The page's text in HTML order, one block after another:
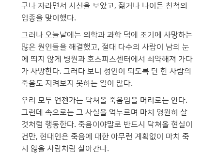
구나 자라면서 시신을 보았고, 젊거나 나이든 친척의
임종을 맞이했다.
그러나 오늘날에는 의학과 과학 덕에 조기에 사망하는
많은 원인들을 해결했고, 절대 다수의 사람이 남의 눈
에 띄지 않게 병원과 호스피스센터에서 쇠약해져 가다
가 사망한다. 그러다 보니 성인이 되도록 단 한 사람의
죽음도 지켜보지 못하는 일이 많다.
우리 모두 언젠가는 닥쳐올 죽음임을 머리로는 안다.
그런데 속으로는 그 사실을 억누르며 마치 영원히 살
것처럼 행동한다. 죽음이야말로 반드시 닥쳐올 현실이
건만, 현대인은 죽음에 대한 아무런 계획없이 마치 죽
지 않을 사람처럼 살아간다.